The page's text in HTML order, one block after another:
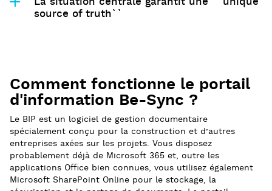
source of truth``
Comment fonctionne le portail
d'information Be-Sync ?
Le BIP est un logiciel de gestion documentaire
spécialement conçu pour la construction et d’autres
entreprises axées sur les projets. Vous disposez
probablement déjà de Microsoft 365 et, outre les
applications Office bien connues, vous utilisez également
Microsoft SharePoint Online pour le stockage, la